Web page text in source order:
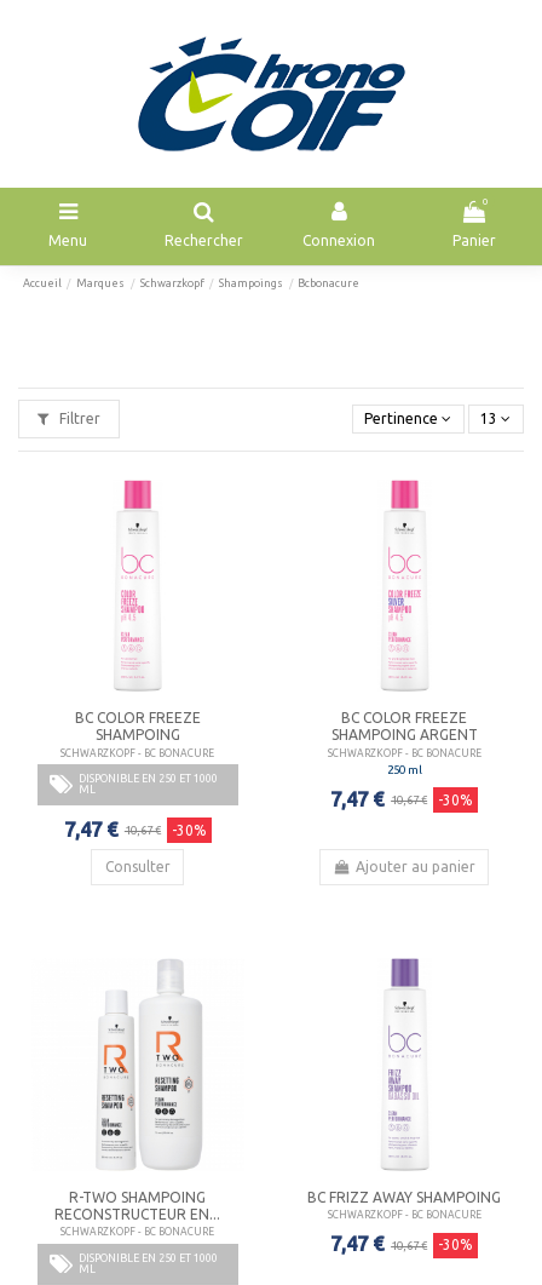
Menu Rechercher Connexion
0
Panier
Accueil Marques Schwarzkopf Shampoings Bcbonacure
Filtrer Pertinence 13
BC COLOR FREEZE
SHAMPOING
SCHWARZKOPF - BC BONACURE
DISPONIBLE EN 250 ET 1000
ML
7,47 € 10,67 € -30%
Consulter
BC COLOR FREEZE
SHAMPOING ARGENT
SCHWARZKOPF - BC BONACURE
250 ml
7,47 € 10,67 € -30%
Ajouter au panier
R-TWO SHAMPOING
RECONSTRUCTEUR EN...
SCHWARZKOPF - BC BONACURE
DISPONIBLE EN 250 ET 1000
ML
BC FRIZZ AWAY SHAMPOING
SCHWARZKOPF - BC BONACURE
7,47 € 10,67 € -30%